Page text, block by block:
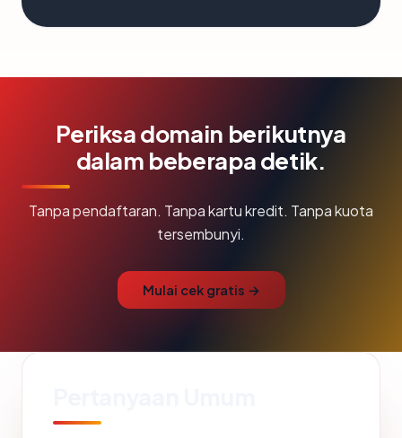
Periksa domain berikutnya
dalam beberapa detik.
Tanpa pendaftaran. Tanpa kartu kredit. Tanpa kuota
tersembunyi.
Mulai cek gratis →